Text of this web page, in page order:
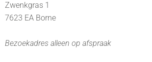
Zwenkgras 1
7623 EA Borne
Bezoekadres alleen op afspraak